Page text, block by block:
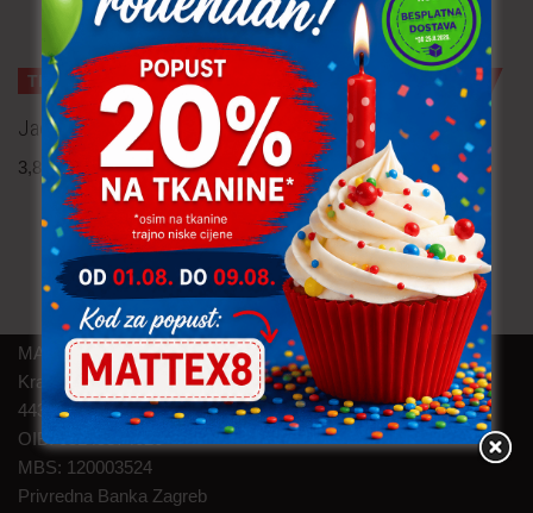
TRAJNO NISKA CIJENA!
Jacquard (žakard) – cvijeće
3,80€ uključ. PDV po metru
TRAJNO NISKA CIJENA!
Jacquard (žakard)
4,30€ uključ. PDV po metru
MAT TEXTILE d.o.o.
Kralja Zvonimira 46
44320 Kutina
OIB: 05145374626
MBS: 120003524
Privredna Banka Zagreb